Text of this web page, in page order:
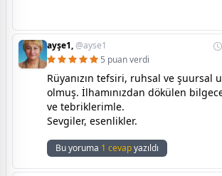
ayşe1,@ayse1
5 puan verdi
Rüyanızın tefsiri, ruhsal ve şuursal
olmuş. İlhamınızdan dökülen
ve tebriklerimle.
Sevgiler, esenlikler.
Bu yoruma 1 cevapyazıldı